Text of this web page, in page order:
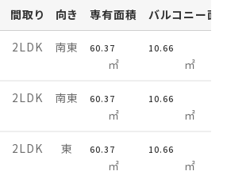
間取り 向き 専有面積 バルコニー面
2LDK 南東 60.37
㎡
10.66
㎡
2LDK 南東 60.37
㎡
10.66
㎡
2LDK 東 60.37
㎡
10.66
㎡